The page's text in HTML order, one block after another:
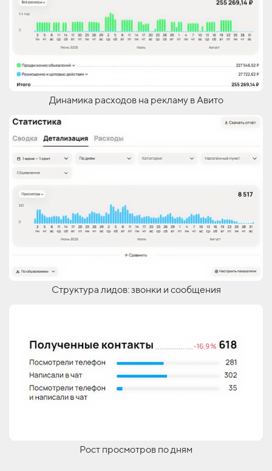
Динамика расходов на рекламу в Авито
Структура лидов: звонки и сообщения
Рост просмотров по дням